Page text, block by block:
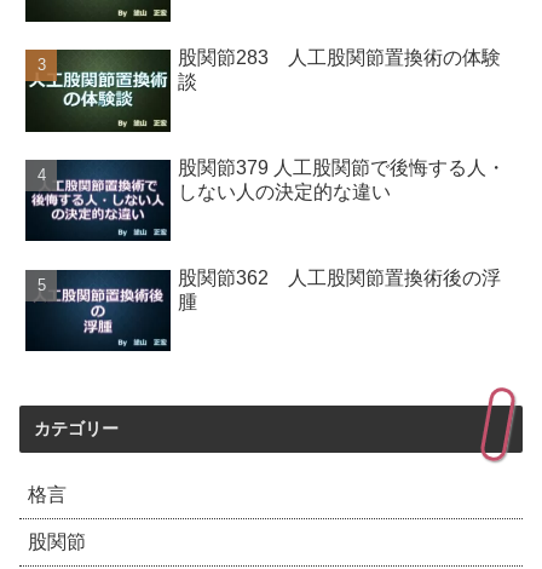
股関節283 人工股関節置換術の体験
談
股関節379 人工股関節で後悔する人・
しない人の決定的な違い
股関節362 人工股関節置換術後の浮
腫
カテゴリー
格言
股関節